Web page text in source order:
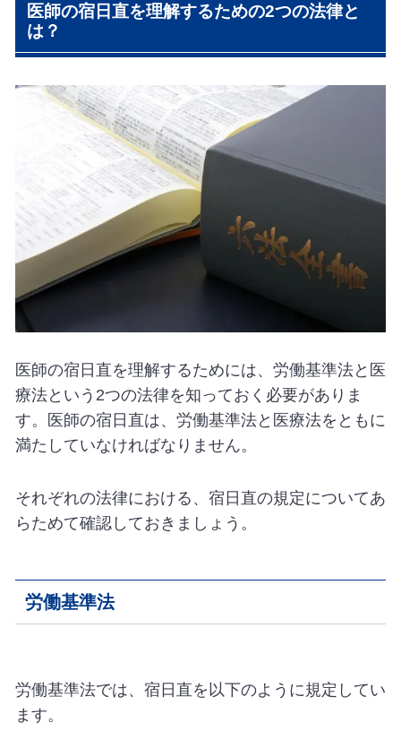
医師の宿日直を理解するための2つの法律と
は？
医師の宿日直を理解するためには、労働基準法と医
療法という2つの法律を知っておく必要がありま
す。医師の宿日直は、労働基準法と医療法をともに
満たしていなければなりません。
それぞれの法律における、宿日直の規定についてあ
らためて確認しておきましょう。
労働基準法
労働基準法では、宿日直を以下のように規定してい
ます。